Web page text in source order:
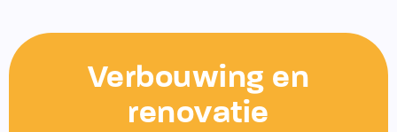
Verbouwing en
renovatie